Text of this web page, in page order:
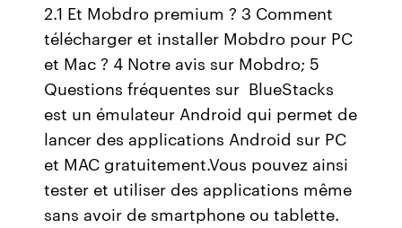
2.1 Et Mobdro premium ? 3 Comment
télécharger et installer Mobdro pour PC
et Mac ? 4 Notre avis sur Mobdro; 5
Questions fréquentes sur BlueStacks
est un émulateur Android qui permet de
lancer des applications Android sur PC
et MAC gratuitement.Vous pouvez ainsi
tester et utiliser des applications même
sans avoir de smartphone ou tablette.